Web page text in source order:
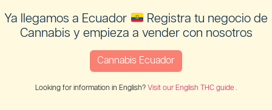
Ya llegamos a Ecuador
Registra tu negocio de
Cannabis y empieza a vender con nosotros
Cannabis Ecuador
Looking for information in English? Visit our English THC guide .